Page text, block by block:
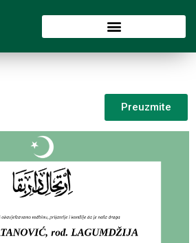
Preuzmite